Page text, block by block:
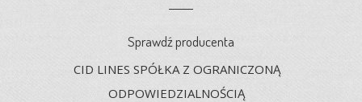
Sprawdź producenta
CID LINES SPÓŁKA Z OGRANICZONĄ
ODPOWIEDZIALNOŚCIĄ